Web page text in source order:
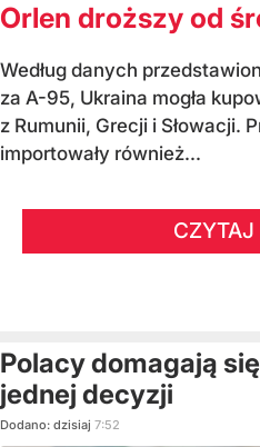
Orlen droższy od
Według danych
za A-95, Ukraina mogła
z Rumunii, Grecji i Słowacji.
importowały również...
CZYTAJ
Polacy domagają
jednej decyzji
Dodano: dzisiaj 7:52